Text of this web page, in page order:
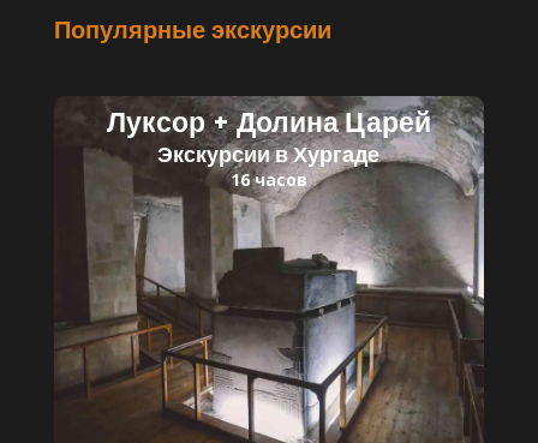
Популярные экскурсии
Луксор + Долина Царей
Экскурсии в Хургаде
16 часов
Взрослый билет: 60 $
Детский билет: 35 $
Читать далее